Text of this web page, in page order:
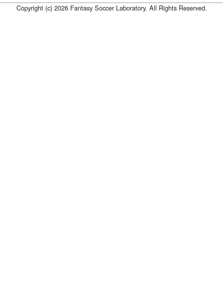
Copyright (c) 2026 Fantasy Soccer Laboratory. All Rights Reserved.